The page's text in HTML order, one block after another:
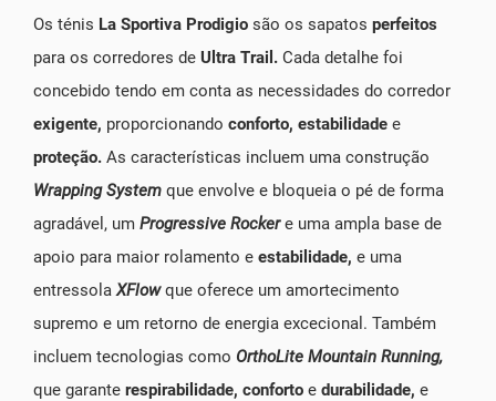
Os ténis La Sportiva Prodigio são os sapatos perfeitos
para os corredores de Ultra Trail. Cada detalhe foi
concebido tendo em conta as necessidades do corredor
exigente, proporcionando conforto, estabilidade e
proteção. As características incluem uma construção
Wrapping System que envolve e bloqueia o pé de forma
agradável, um Progressive Rockere uma ampla base de
apoio para maior rolamento e estabilidade, e uma
entressola XFlowque oferece um amortecimento
supremo e um retorno de energia excecional. Também
incluem tecnologias como OrthoLite Mountain Running,
que garante respirabilidade, conforto e durabilidade, e